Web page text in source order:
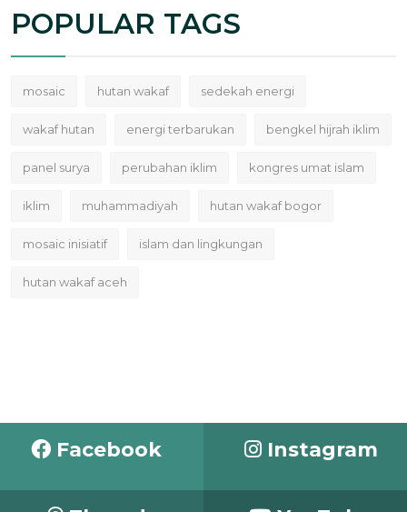
POPULAR TAGS
mosaic hutan wakaf sedekah energi
wakaf hutan energi terbarukan bengkel hijrah iklim
panel surya perubahan iklim kongres umat islam
iklim muhammadiyah hutan wakaf bogor
mosaic inisiatif islam dan lingkungan
hutan wakaf aceh
Facebook Instagram